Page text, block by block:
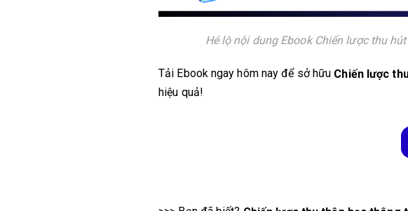
Hé lộ nội dung Ebook Chiến lược thu
Tải Ebook ngay hôm nay để sở hữu Chiến lược
hiệu quả!